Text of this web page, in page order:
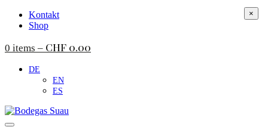
Kontakt
Shop
0 items – CHF 0.00
DE
EN
ES
×